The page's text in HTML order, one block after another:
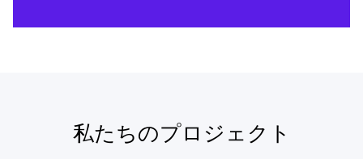
私たちのプロジェクト